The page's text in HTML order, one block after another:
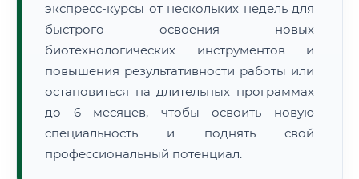
экспресс-курсы от нескольких недель для
быстрого освоения новых
биотехнологических инструментов и
повышения результативности работы или
остановиться на длительных программах
до 6 месяцев, чтобы освоить новую
специальность и поднять свой
профессиональный потенциал.